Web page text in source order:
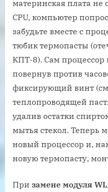
материнская плата не
CPU, компьютер
забудьте вместе с
тюбик термопасты
КПТ-8). Сам процессор
повернув против
фиксирующий винт
теплопроводящей
удалив остатки
мытья стекол. Теперь
новый процессор и,
новую термопасту,
При замене модуля